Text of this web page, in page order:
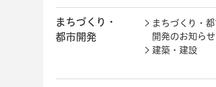
まちづくり・
都市開発
まちづくり・
開発のお知らせ
建築・建設